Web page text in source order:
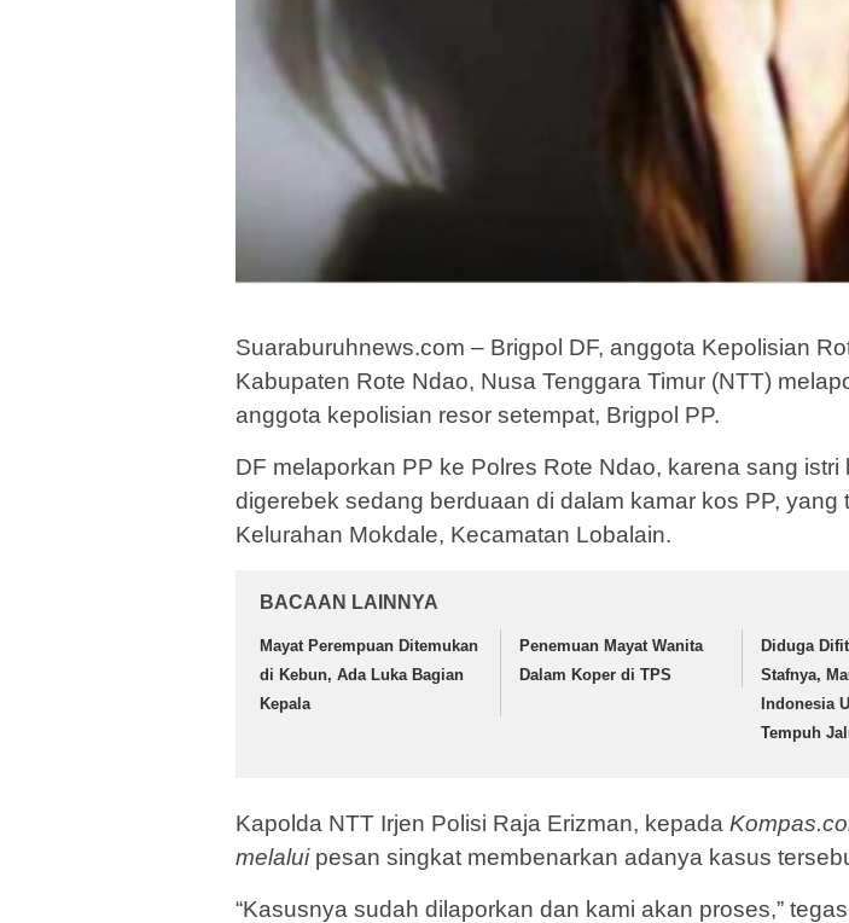
Suaraburuhnews.com – Brigpol DF, anggota Kepolisian
Kabupaten Rote Ndao, Nusa Tenggara Timur (NTT)
anggota kepolisian resor setempat, Brigpol PP.
DF melaporkan PP ke Polres Rote Ndao, karena sang istri
digerebek sedang berduaan di dalam kamar kos PP, yang
Kelurahan Mokdale, Kecamatan Lobalain.
BACAAN LAINNYA
Mayat Perempuan Ditemukan
di Kebun, Ada Luka Bagian
Kepala
Penemuan Mayat Wanita
Dalam Koper di TPS
Diduga
Stafnya,
Indonesia
Tempuh
Kapolda NTT Irjen Polisi Raja Erizman, kepada
melaluipesan singkat membenarkan adanya kasus
“Kasusnya sudah dilaporkan dan kami akan proses,”